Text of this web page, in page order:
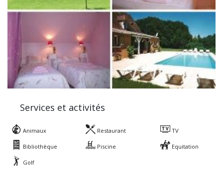
Services et activités
Animaux Restaurant TV
Bibliothèque Piscine Equitation
Golf